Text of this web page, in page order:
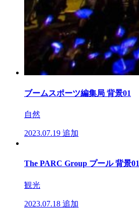
ブームスポーツ編集局 背景01
自然
2023.07.19 追加
The PARC Group プール 背景01
観光
2023.07.18 追加